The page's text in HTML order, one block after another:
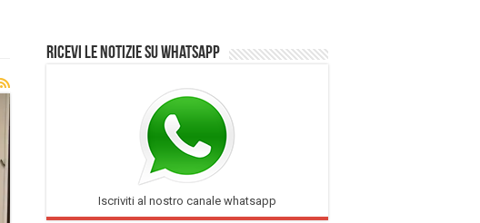
Ricevi le notizie su Whatsapp
Iscriviti al nostro canale whatsapp